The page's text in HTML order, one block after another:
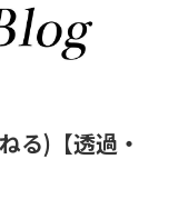
る)【透過・